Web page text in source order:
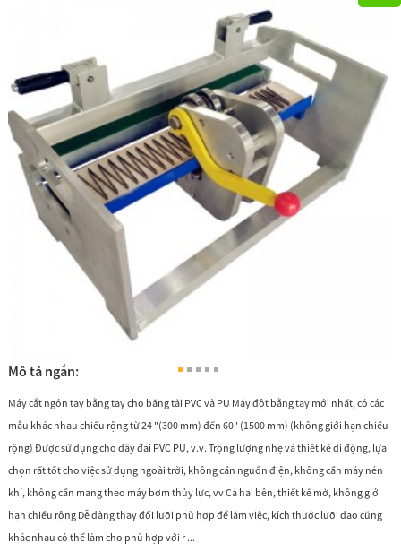
Mô tả ngắn:
Máy cắt ngón tay bằng tay cho băng tải PVC và PU Máy đột bằng tay mới nhất, có các
mẫu khác nhau chiều rộng từ 24 "(300 mm) đến 60" (1500 mm) (không giới hạn chiều
rộng) Được sử dụng cho dây đai PVC PU, v.v. Trọng lượng nhẹ và thiết kế di động, lựa
chọn rất tốt cho việc sử dụng ngoài trời, không cần nguồn điện, không cần máy nén
khí, không cần mang theo máy bơm thủy lực, vv Cả hai bên, thiết kế mở, không giới
hạn chiều rộng Dễ dàng thay đổi lưỡi phù hợp để làm việc, kích thước lưỡi dao cũng
khác nhau có thể làm cho phù hợp với r ...